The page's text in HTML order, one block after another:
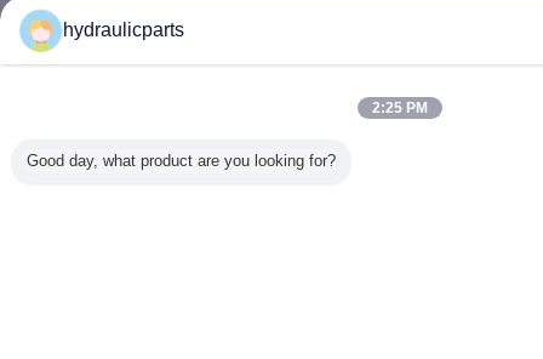
hydraulicparts
2:25 PM
Good day, what product are you looking for?